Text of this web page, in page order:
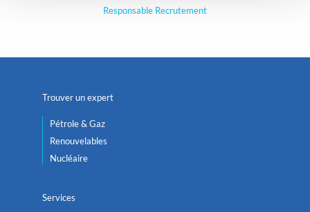
Responsable Recrutement
Trouver un expert
Pétrole & Gaz
Renouvelables
Nucléaire
Services